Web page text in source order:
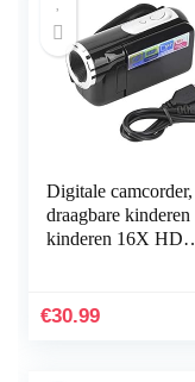
Digitale camcorder,
draagbare kinderen
kinderen 16X HD
LCD-scherm (zwart)
€30.99